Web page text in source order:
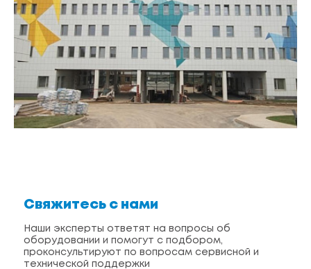
Свяжитесь с нами
Наши эксперты ответят на вопросы об
оборудовании и помогут с подбором,
проконсультируют по вопросам сервисной и
технической поддержки